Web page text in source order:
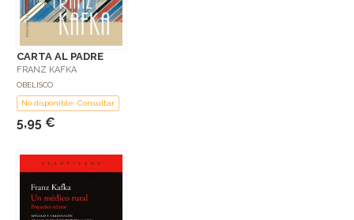
CARTA AL PADRE
FRANZ KAFKA
OBELISCO
No disponible: Consultar
5,95 €